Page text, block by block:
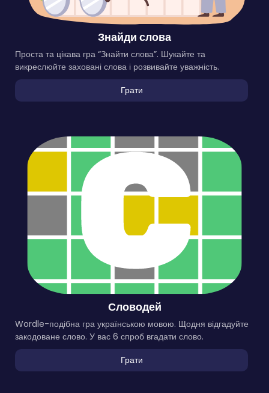
Знайди слова
Проста та цікава гра “Знайти слова”. Шукайте та
викреслюйте заховані слова і розвивайте уважність.
Грати
Словодей
Wordle-подібна гра українською мовою. Щодня відгадуйте
закодоване слово. У вас 6 спроб вгадати слово.
Грати